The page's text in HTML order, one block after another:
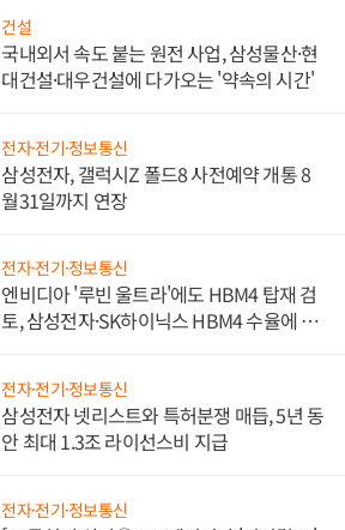
건설
국내외서 속도 붙는 원전 사업, 삼성물산·현
대건설·대우건설에 다가오는 '약속의 시간'
전자·전기·정보통신
삼성전자, 갤럭시Z 폴드8 사전예약 개통 8
월31일까지 연장
전자·전기·정보통신
엔비디아 '루빈 울트라'에도 HBM4 탑재 검
토, 삼성전자·SK하이닉스 HBM4 수율에 주
전자·전기·정보통신
삼성전자 넷리스트와 특허분쟁 매듭, 5년 동
안 최대 1.3조 라이선스비 지급
전자·전기·정보통신